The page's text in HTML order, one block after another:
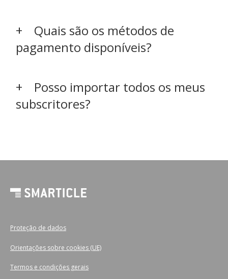
Quais são os métodos de
pagamento disponíveis?
Posso importar todos os meus
subscritores?
Proteção de dados
Orientações sobre cookies (UE)
Termos e condições gerais